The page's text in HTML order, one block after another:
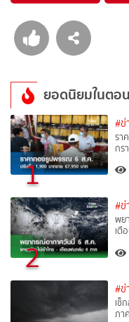
ยอดนิยมในตอ
1
#ข่
รา
กร
2
#ข่
พย
เตื
#ข่
เช็
ภา